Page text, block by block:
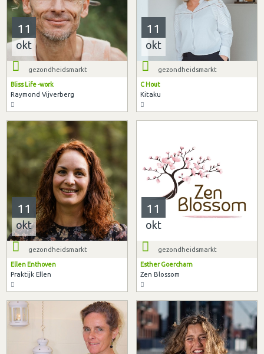
11
okt
gezondheidsmarkt
Bliss Life -work
Raymond Vijverberg
11
okt
gezondheidsmarkt
C Hout
Kitaku
11
okt
gezondheidsmarkt
Ellen Enthoven
Praktijk Ellen
11
okt
gezondheidsmarkt
Esther Goercharn
Zen Blossom